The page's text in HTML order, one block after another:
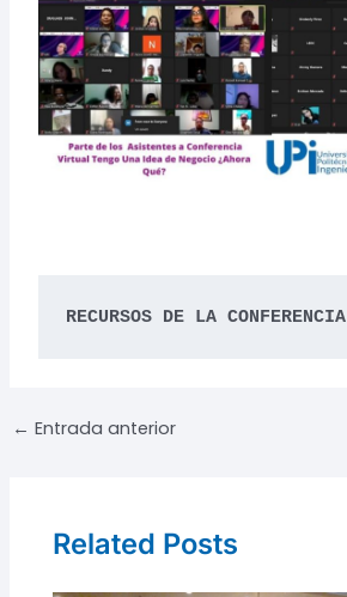
RECURSOS DE LA CONFERENCIA
Navegación
← Entrada anterior
Related Posts